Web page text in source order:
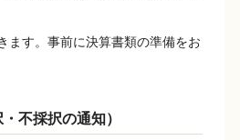
ます。事前に決算書類の準備をお
不採択の通知）